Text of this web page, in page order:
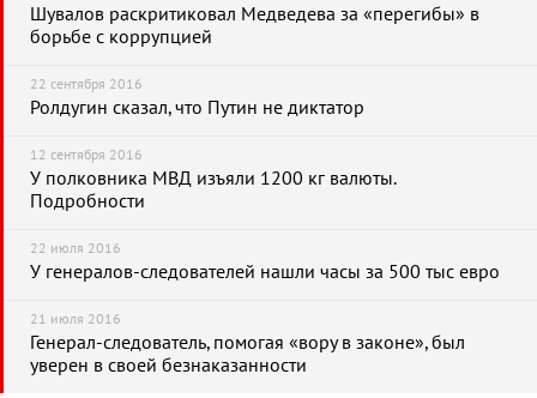
Шувалов раскритиковал Медведева за «перегибы» в
борьбе с коррупцией
22 сентября 2016
Ролдугин сказал, что Путин не диктатор
12 сентября 2016
У полковника МВД изъяли 1200 кг валюты.
Подробности
22 июля 2016
У генералов-следователей нашли часы за 500 тыс евро
21 июля 2016
Генерал-следователь, помогая «вору в законе», был
уверен в своей безнаказанности